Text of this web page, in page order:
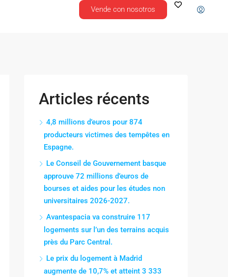
Vende con nosotros
Articles récents
4,8 millions d’euros pour 874
producteurs victimes des tempêtes en
Espagne.
Le Conseil de Gouvernement basque
approuve 72 millions d’euros de
bourses et aides pour les études non
universitaires 2026-2027.
Avantespacia va construire 117
logements sur l’un des terrains acquis
près du Parc Central.
Le prix du logement à Madrid
augmente de 10,7% et atteint 3 333